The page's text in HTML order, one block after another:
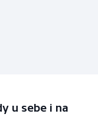
u sebe i na